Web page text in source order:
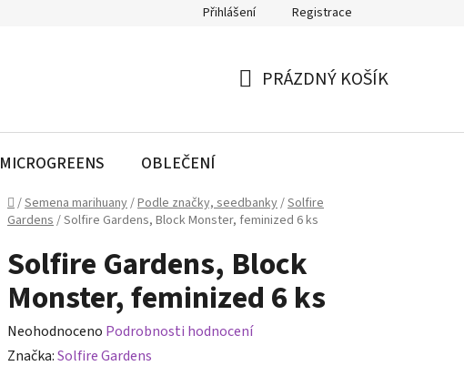
Přihlášení Registrace
PRÁZDNÝ KOŠÍK
MICROGREENS OBLEČENÍ
Domů
/Semena marihuany/Podle značky, seedbanky/Solfire
Gardens/Solfire Gardens, Block Monster, feminized 6 ks
Solfire Gardens, Block
Monster, feminized 6 ks
Průměrné
hodnocení
Neohodnoceno Podrobnosti hodnocení
Značka:Solfire Gardens